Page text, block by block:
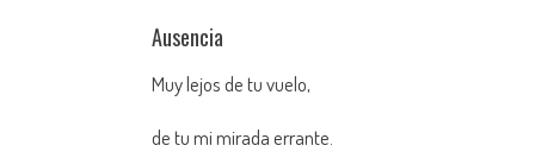
Ausencia
Muy lejos de tu vuelo,
de tu mi mirada errante.